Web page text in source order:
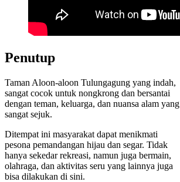
Penutup
Taman Aloon-aloon Tulungagung yang indah,
sangat cocok untuk nongkrong dan bersantai
dengan teman, keluarga, dan nuansa alam yang
sangat sejuk.
Ditempat ini masyarakat dapat menikmati
pesona pemandangan hijau dan segar. Tidak
hanya sekedar rekreasi, namun juga bermain,
olahraga, dan aktivitas seru yang lainnya juga
bisa dilakukan di sini.